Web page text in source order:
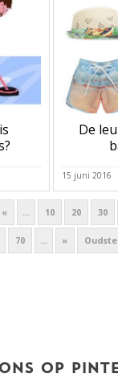
De
15 juni 2016
« 10 20 30
70 »
OP